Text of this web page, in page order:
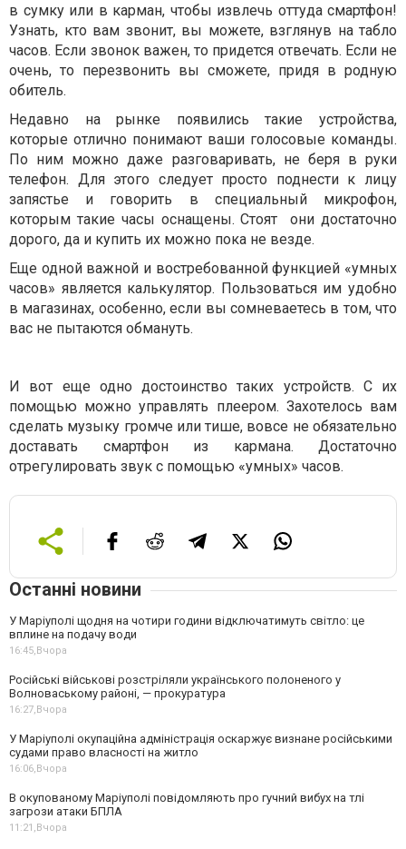
в сумку или в карман, чтобы извлечь оттуда смартфон!
Узнать, кто вам звонит, вы можете, взглянув на табло
часов. Если звонок важен, то придется отвечать. Если не
очень, то перезвонить вы сможете, придя в родную
обитель.
Недавно на рынке появились такие устройства,
которые отлично понимают ваши голосовые команды.
По ним можно даже разговаривать, не беря в руки
телефон. Для этого следует просто поднести к лицу
запястье и говорить в специальный микрофон,
которым такие часы оснащены. Стоят они достаточно
дорого, да и купить их можно пока не везде.
Еще одной важной и востребованной функцией «умных
часов» является калькулятор. Пользоваться им удобно
в магазинах, особенно, если вы сомневаетесь в том, что
вас не пытаются обмануть.
И вот еще одно достоинство таких устройств. С их
помощью можно управлять плеером. Захотелось вам
сделать музыку громче или тише, вовсе не обязательно
доставать смартфон из кармана. Достаточно
отрегулировать звук с помощью «умных» часов.
Останні новини
У Маріуполі щодня на чотири години відключатимуть світло: це
вплине на подачу води
16:45,Вчора
Російські військові розстріляли українського полоненого у
Волноваському районі, — прокуратура
16:27,Вчора
У Маріуполі окупаційна адміністрація оскаржує визнане російськими
судами право власності на житло
16:06,Вчора
В окупованому Маріуполі повідомляють про гучний вибух на тлі
загрози атаки БПЛА
11:21,Вчора